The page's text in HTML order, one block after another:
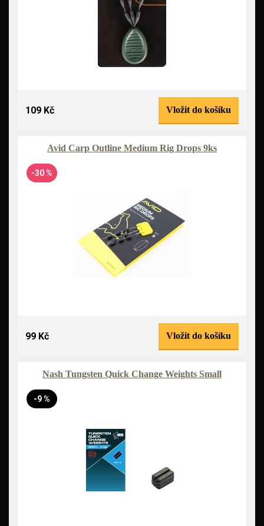
109 Kč Vložit do košíku
Avid Carp Outline Medium Rig Drops 9ks
-30 %
99 Kč Vložit do košíku
Nash Tungsten Quick Change Weights Small
-9 %